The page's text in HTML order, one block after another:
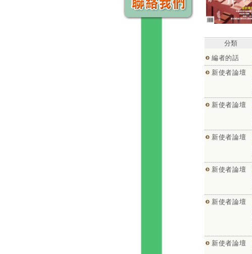
分類
編者的話
新使者論壇
新使者論壇
新使者論壇
新使者論壇
新使者論壇
新使者論壇